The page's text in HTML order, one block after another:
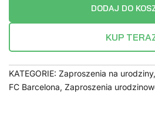
DODAJ DO
KUP
KATEGORIE: Zaproszenia na urodziny,
FC Barcelona, Zaproszenia